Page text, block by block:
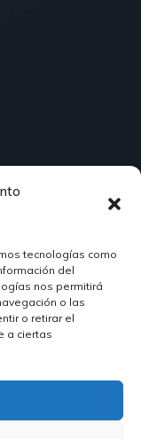
tecnologías como
del
nos permitirá
o las
o retirar el
a ciertas
byDIGIDISA